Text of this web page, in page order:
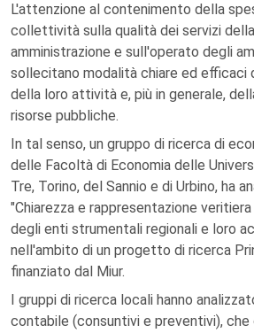
L'attenzione al contenimento della
collettività sulla qualità dei servizi
amministrazione e sull'operato degli
sollecitano modalità chiare ed efficaci
della loro attività e, più in generale,
risorse pubbliche.
In tal senso, un gruppo di ricerca di
delle Facoltà di Economia delle
Tre, Torino, del Sannio e di Urbino, ha
"Chiarezza e rappresentazione
degli enti strumentali regionali e loro
nell'ambito di un progetto di ricerca
finanziato dal Miur.
I gruppi di ricerca locali hanno
contabile (consuntivi e preventivi),